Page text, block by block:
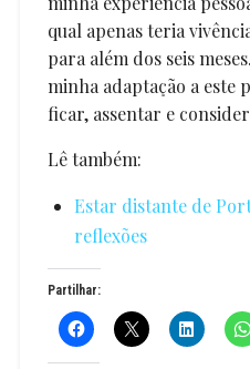
qual apenas teria
para além dos seis
minha adaptação a este
ficar, assentar e
Lê também:
Estar distante de
reflexões
Partilhar: